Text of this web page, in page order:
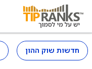
חדשות שוק ההון